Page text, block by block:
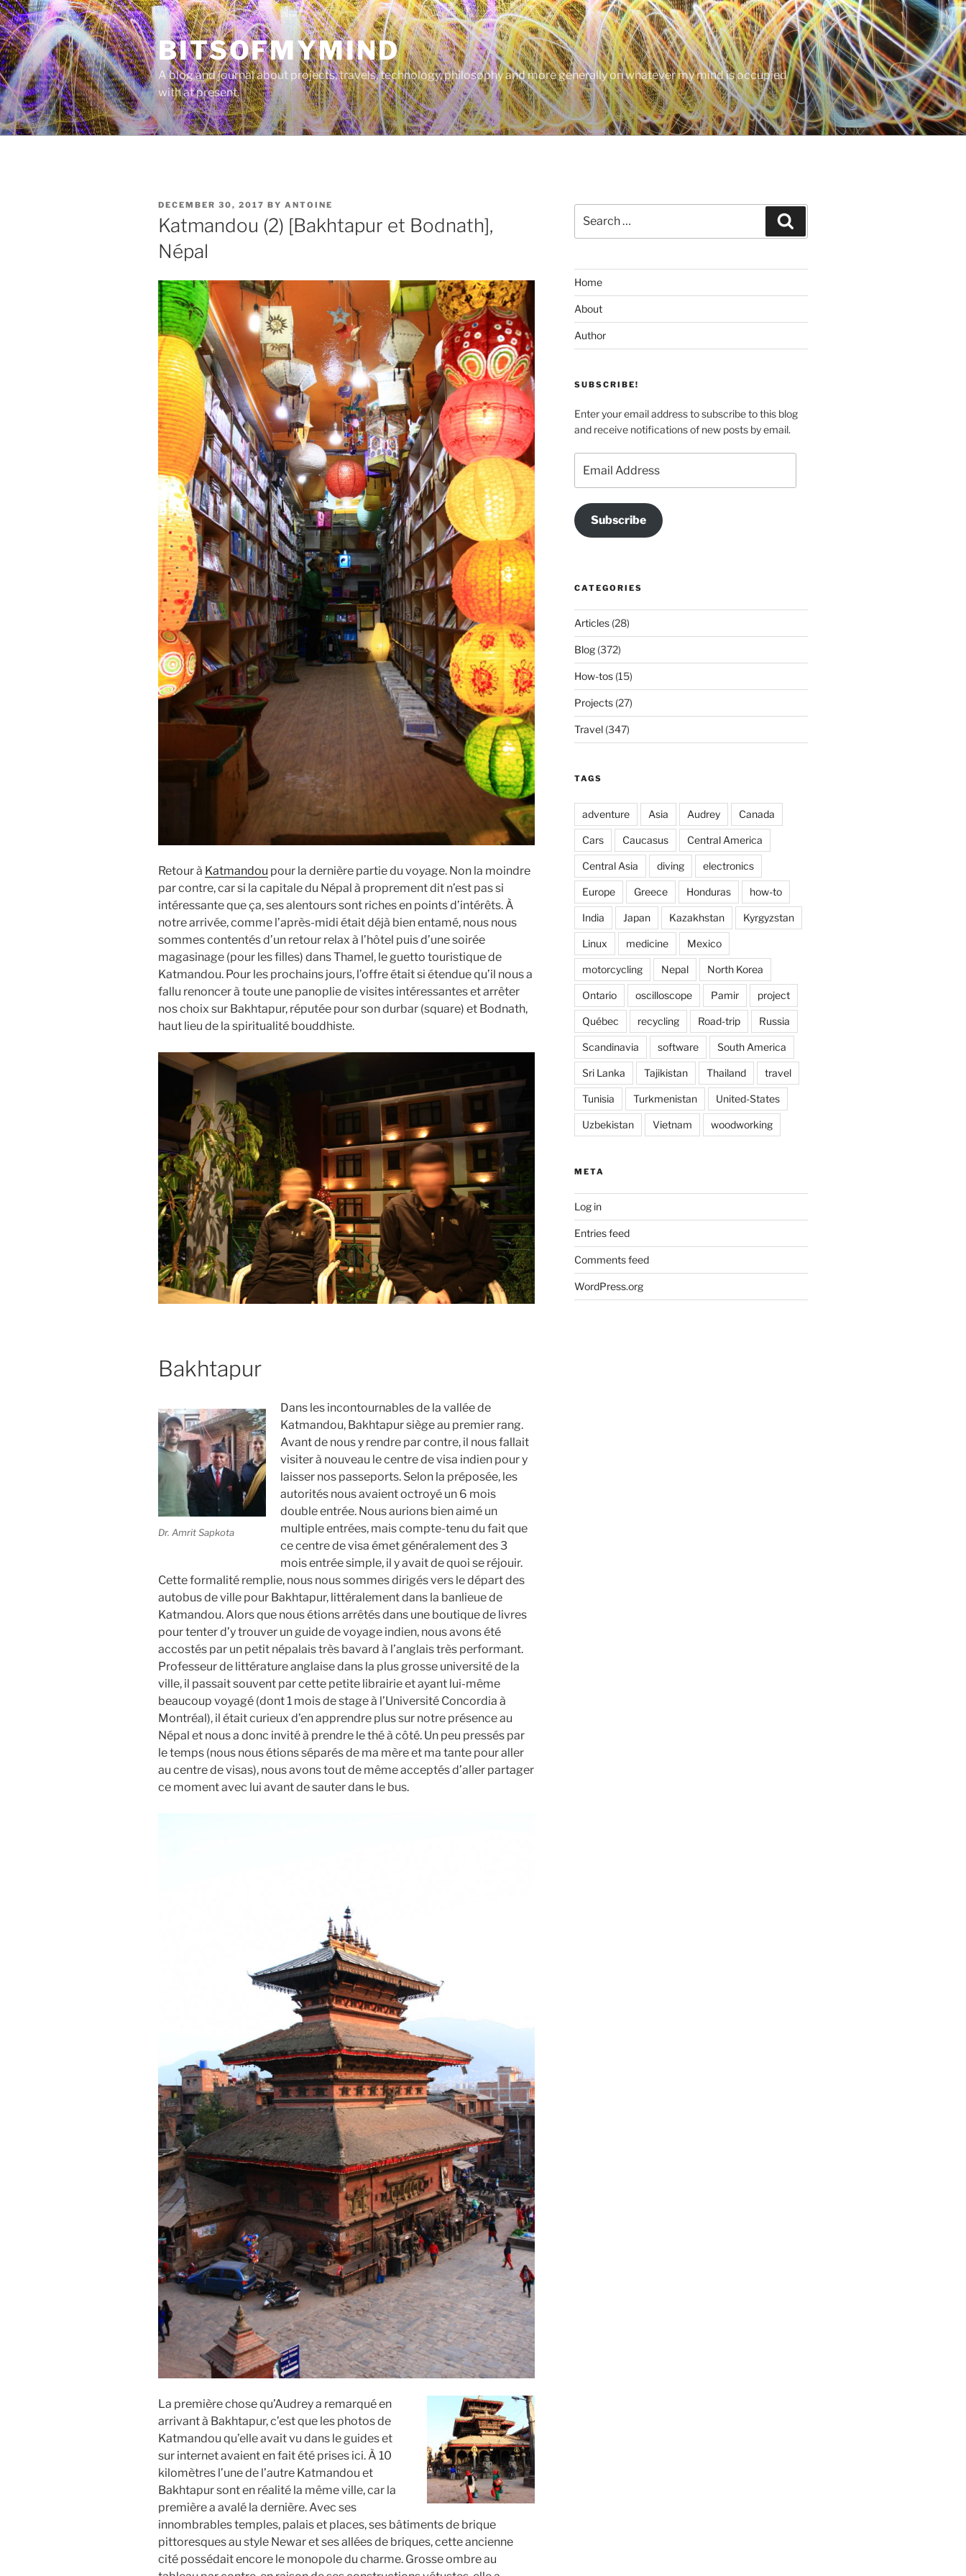
Skip
to
content
BITSOFMYMIND
A blog and journal about projects, travels, technology, philosophy and more generally on whatever my mind is occupied
with at present.
POSTED
ON
DECEMBER 30, 2017 BY ANTOINE
Katmandou (2) [Bakhtapur et Bodnath],
Népal
Retour à Katmandou pour la dernière partie du voyage. Non la moindre
par contre, car si la capitale du Népal à proprement dit n’est pas si
intéressante que ça, ses alentours sont riches en points d’intérêts. À
notre arrivée, comme l’après-midi était déjà bien entamé, nous nous
sommes contentés d’un retour relax à l’hôtel puis d’une soirée
magasinage (pour les filles) dans Thamel, le guetto touristique de
Katmandou. Pour les prochains jours, l’offre était si étendue qu’il nous a
fallu renoncer à toute une panoplie de visites intéressantes et arrêter
nos choix sur Bakhtapur, réputée pour son durbar (square) et Bodnath,
haut lieu de la spiritualité bouddhiste.
Bakhtapur
Dr. Amrit Sapkota
Dans les incontournables de la vallée de
Katmandou, Bakhtapur siège au premier rang.
Avant de nous y rendre par contre, il nous fallait
visiter à nouveau le centre de visa indien pour y
laisser nos passeports. Selon la préposée, les
autorités nous avaient octroyé un 6 mois
double entrée. Nous aurions bien aimé un
multiple entrées, mais compte-tenu du fait que
ce centre de visa émet généralement des 3
mois entrée simple, il y avait de quoi se réjouir.
Cette formalité remplie, nous nous sommes dirigés vers le départ des
autobus de ville pour Bakhtapur, littéralement dans la banlieue de
Katmandou. Alors que nous étions arrêtés dans une boutique de livres
pour tenter d’y trouver un guide de voyage indien, nous avons été
accostés par un petit népalais très bavard à l’anglais très performant.
Professeur de littérature anglaise dans la plus grosse université de la
ville, il passait souvent par cette petite librairie et ayant lui-même
beaucoup voyagé (dont 1 mois de stage à l’Université Concordia à
Montréal), il était curieux d’en apprendre plus sur notre présence au
Népal et nous a donc invité à prendre le thé à côté. Un peu pressés par
le temps (nous nous étions séparés de ma mère et ma tante pour aller
au centre de visas), nous avons tout de même acceptés d’aller partager
ce moment avec lui avant de sauter dans le bus.
La première chose qu’Audrey a remarqué en
arrivant à Bakhtapur, c’est que les photos de
Katmandou qu’elle avait vu dans le guides et
sur internet avaient en fait été prises ici. À 10
kilomètres l’une de l’autre Katmandou et
Bakhtapur sont en réalité la même ville, car la
première a avalé la dernière. Avec ses
innombrables temples, palais et places, ses bâtiments de brique
pittoresques au style Newar et ses allées de briques, cette ancienne
cité possédait encore le monopole du charme. Grosse ombre au
for:
Home
About
Author
SUBSCRIBE!
Enter your email address to subscribe to this blog
and receive notifications of new posts by email.
Address
Subscribe
CATEGORIES
Articles(28)
Blog(372)
How-tos(15)
Projects(27)
Travel(347)
TAGS
adventure Asia Audrey Canada
Cars Caucasus Central America
Central Asia diving electronics
Europe Greece Honduras how-to
India Japan Kazakhstan Kyrgyzstan
Linux medicine Mexico
motorcycling Nepal North Korea
Ontario oscilloscope Pamir project
Québec recycling Road-trip Russia
Scandinavia software South America
Sri Lanka Tajikistan Thailand travel
Tunisia Turkmenistan United-States
Uzbekistan Vietnam woodworking
META
Log in
Entries feed
Comments feed
WordPress.org